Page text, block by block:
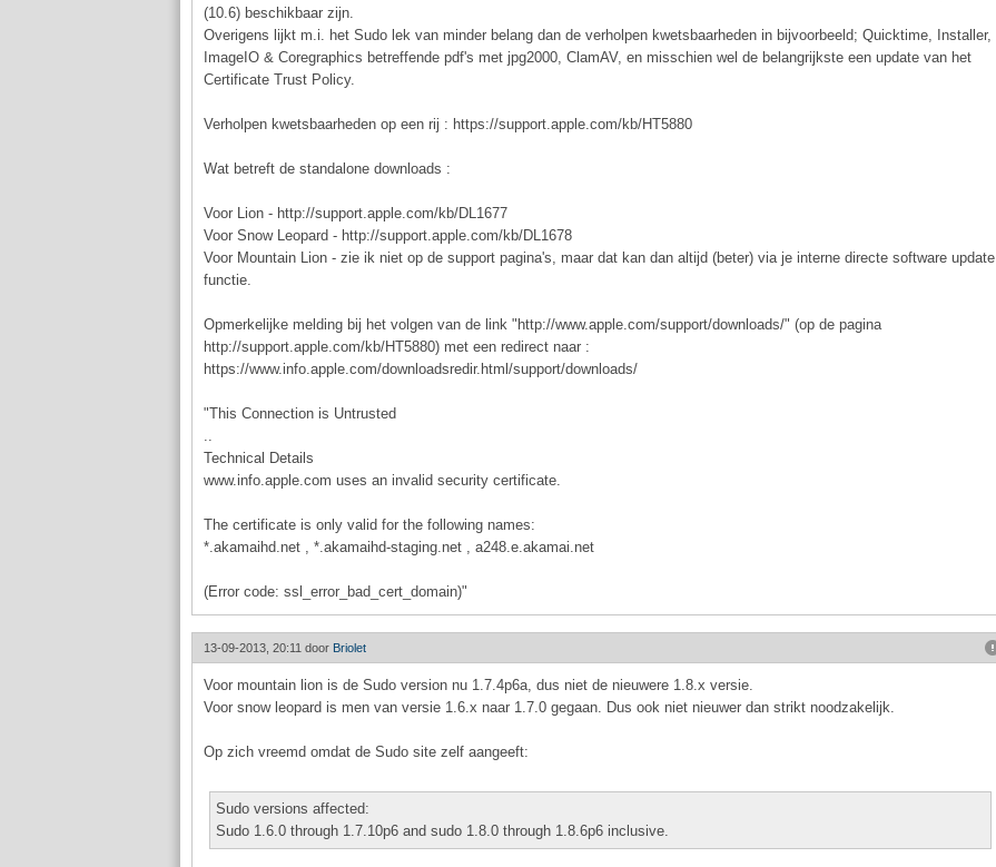
(10.6) beschikbaar zijn.
Overigens lijkt m.i. het Sudo lek van minder belang dan de verholpen kwetsbaarheden in bijvoorbeeld; Quicktime, Installer,
ImageIO & Coregraphics betreffende pdf's met jpg2000, ClamAV, en misschien wel de belangrijkste een update van het
Certificate Trust Policy.
Verholpen kwetsbaarheden op een rij : https://support.apple.com/kb/HT5880
Wat betreft de standalone downloads :
Voor Lion - http://support.apple.com/kb/DL1677
Voor Snow Leopard - http://support.apple.com/kb/DL1678
Voor Mountain Lion - zie ik niet op de support pagina's, maar dat kan dan altijd (beter) via je interne directe software update
functie.
Opmerkelijke melding bij het volgen van de link "http://www.apple.com/support/downloads/" (op de pagina
http://support.apple.com/kb/HT5880) met een redirect naar :
https://www.info.apple.com/downloadsredir.html/support/downloads/
"This Connection is Untrusted
..
Technical Details
www.info.apple.com uses an invalid security certificate.
The certificate is only valid for the following names:
*.akamaihd.net , *.akamaihd-staging.net , a248.e.akamai.net
(Error code: ssl_error_bad_cert_domain)"
13-09-2013, 20:11 door Briolet
Voor mountain lion is de Sudo version nu 1.7.4p6a, dus niet de nieuwere 1.8.x versie.
Voor snow leopard is men van versie 1.6.x naar 1.7.0 gegaan. Dus ook niet nieuwer dan strikt noodzakelijk.
Op zich vreemd omdat de Sudo site zelf aangeeft:
Sudo versions affected:
Sudo 1.6.0 through 1.7.10p6 and sudo 1.8.0 through 1.8.6p6 inclusive.